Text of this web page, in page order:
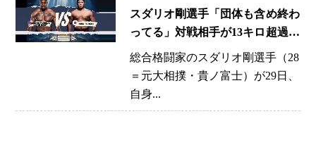
スダリオ剛選手「団体も含め終わ
ってる」対戦相手が13キロ超過で
メイン試合中止へ・・・プロ意識
の欠如に問う怒りの訴え
総合格闘家のスダリオ剛選手（28
＝元大相撲・貴ノ富士）が29日、
自身...